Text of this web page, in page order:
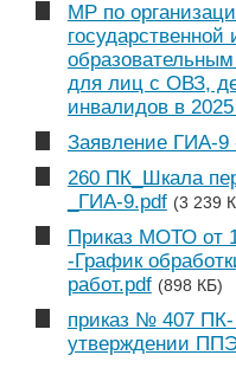
МР по
государственной
для лиц с ОВЗ,
инвалидов в 2025
Заявление ГИА-9
260 ПК_Шкала
_ГИА-9.pdf (3 239
Приказ МОТО от
-График
работ.pdf (898 КБ)
приказ № 407
утверждении